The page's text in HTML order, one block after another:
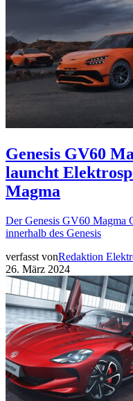
Genesis GV60
launcht
Magma
Der Genesis GV60 Magma
innerhalb des Genesis
verfasst vonRedaktion
26. März 2024